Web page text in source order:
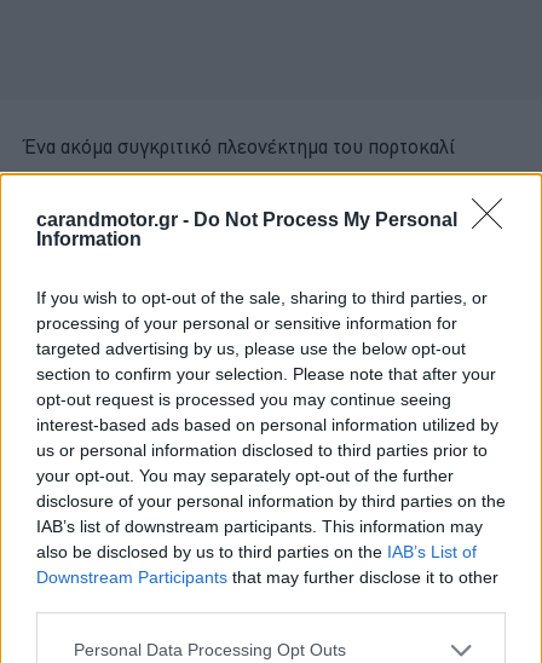
carandmotor.gr - Do Not Process My Personal
Information
If you wish to opt-out of the sale, sharing to third parties, or
processing of your personal or sensitive information for
targeted advertising by us, please use the below opt-out
section to confirm your selection. Please note that after your
opt-out request is processed you may continue seeing
interest-based ads based on personal information utilized by
us or personal information disclosed to third parties prior to
your opt-out. You may separately opt-out of the further
disclosure of your personal information by third parties on the
IAB’s list of downstream participants. This information may
also be disclosed by us to third parties on the IAB’s List of
Downstream Participants that may further disclose it to other
Please note that this website/app uses one or more Google
Personal Data Processing Opt Outs
Ένα ακόμα συγκριτικό πλεονέκτημα του πορτοκαλί
χρώματος είναι ότι ευδιάκριτο ακόμα και κάτω από το
έντονο φως του ήλιου. Στην περίπτωση, λοιπόν, που
τοποθετήσει κανείς λευκά φλας -μια μόδα ιδιαίτερα
γνωρίζει ότισε συγκεκριμένες φωτιστικές συνθήκες
η χρήση του δείκτη κατεύθυνσης ίσως να μην είναι
απολύτως αντιληπτή.
Μια έρευνα του Εθνικού Οργανισμού για την Ασφάλεια
των Αυτοκινητοδρόμων στις Ηνωμένες Πολιτείες της
Αμερικής είχε καταλήξει στο συμπέρασμα ότιη χρήση
του πορτοκαλί χρώματος στους δείκτες
κατεύθυνσης μειώνει κατά 28% τον κίνδυνο
εμπλοκής σε κάποιο ατύχημα σε σχέση με τα
οχήματα που διαθέτουν κόκκινου χρώματος.